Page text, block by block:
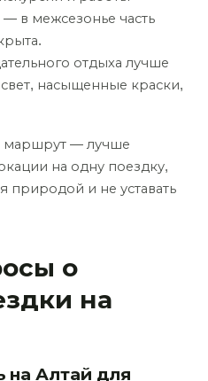
— в межсезонье часть
отдыха лучше
насыщенные краски,
маршрут — лучше
на одну поездку,
природой и не уставать
о
на
на Алтай для